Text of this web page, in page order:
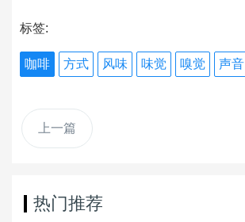
标签:
咖啡 方式 风味 味觉 嗅觉 声音
上一篇
热门推荐